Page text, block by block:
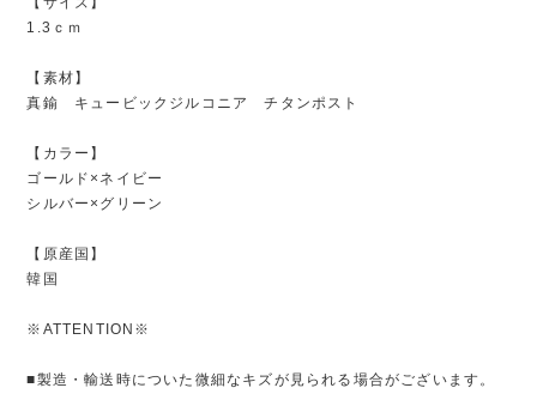
1.3ｃｍ
【素材】
真鍮 キュービックジルコニア チタンポスト
【カラー】
ゴールド×ネイビー
シルバー×グリーン
【原産国】
韓国
※ATTENTION※
■製造・輸送時についた微細なキズが見られる場合がございます。